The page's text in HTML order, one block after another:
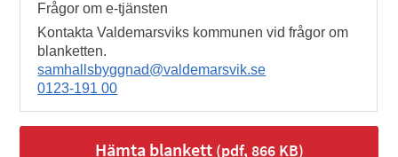
Frågor om e-tjänsten
Kontakta Valdemarsviks kommunen vid frågor om
blanketten.
samhallsbyggnad@valdemarsvik.se
0123-191 00
Hämta blankett(pdf, 866 KB)